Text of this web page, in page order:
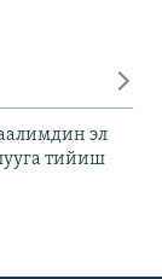
эл
тийиш